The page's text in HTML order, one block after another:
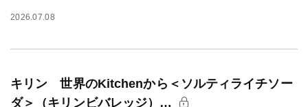
2026.07.08
キリン 世界のKitchenから＜ソルティライチソー
ダ＞（キリンビバレッジ）…